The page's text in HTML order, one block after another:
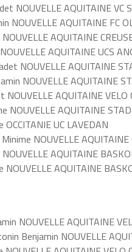
NOUVELLE AQUITAINE VC
NOUVELLE AQUITAINE FC
AQUITAINE
AQUITAINE UCS
NOUVELLE AQUITAINE
NOUVELLE AQUITAINE
NOUVELLE AQUITAINE
NOUVELLE AQUITAINE
UC LAVEDAN
NOUVELLE
AQUITAINE
NOUVELLE AQUITAINE
NOUVELLE AQUITAINE
Benjamin NOUVELLE